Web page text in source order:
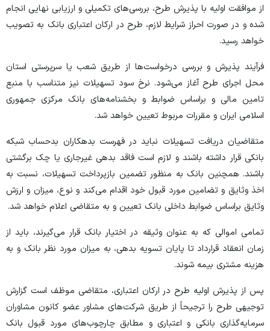
از موافقت اولیه با پذیرش طرح، بررسی‌های تکمیلی و ارزیابی نهایی انجام
شده و در صورت احراز شرایط لازم، طرح در ارکان اعتباری بانک به تصویب
خواهد رسید.
فرآیند پذیرش و بررسی درخواست‌ها از طریق شعب یا سرپرستی استان
محل اجرای طرح آغاز می‌شود. نرخ سود تسهیلات نیز متناسب با منبع
تامین مالی و براساس ضوابط و بخشنامه‌های بانک مرکزی جمهوری
اسلامی ایران و مقررات مربوط تعیین خواهد شد.
متقاضیان دریافت تسهیلات نباید در فهرست بدهکاران بدحساب شبکه
بانکی قرار داشته باشند و لازم است فاقد بدهی غیرجاری یا چک برگشتی
باشند. همچنین بانک به منظور تضمین بازپرداخت تسهیلات، نسبت به
اخذ وثایق و تضامین مورد قبول خود اقدام می‌کند و نوع، میزان و ارزش
وثایق براساس ضوابط داخلی بانک تعیین و به متقاضی اعلام خواهد شد.
تمامی اموالی که به عنوان وثیقه در اختیار بانک قرار می‌گیرند، باید از
زمان انعقاد قرارداد تا پایان تسویه بدهی، به میزان مورد نظر بانک و به
هزینه مشتری بیمه شوند.
پس از پذیرش اولیه طرح در ارکان اعتباری، متقاضی موظف است گزارش
توجیهی طرح را ترجیحاً از طریق شرکت‌های مشاور عضو کانون مشاوران
سرمایه‌گذاری بانکی و اعتباری و مطابق چارچوب‌های مورد قبول بانک